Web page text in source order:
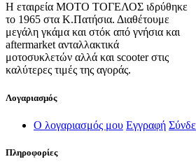
Η εταιρεία ΜΟΤΟ ΤΟΓΕΛΟΣ ιδρύθηκε
το 1965 στα Κ.Πατήσια. Διαθέτουμε
μεγάλη γκάμα και στόκ από γνήσια και
aftermarket ανταλλακτικά
μοτοσυκλετών αλλά και scooter στις
καλύτερες τιμές της αγοράς.
Λογαριασμός
Ο λογαριασμός μου Εγγραφή
Πληροφορίες